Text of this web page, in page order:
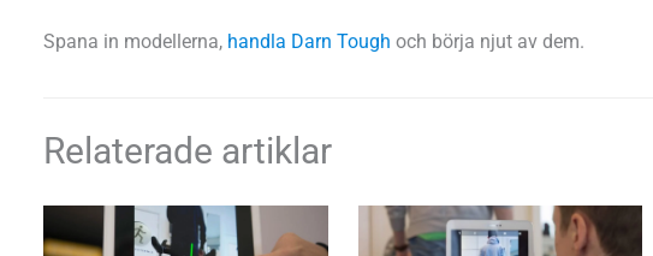
Spana in modellerna, handla Darn Tough och börja njut av dem.
Relaterade artiklar